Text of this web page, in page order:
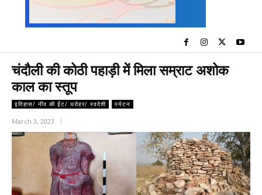
चंदौली की कोठी पहाड़ी में मिला सम्राट अशोक
काल का स्तूप
इतिहास/ नींव की ईंट/ धरोहर/ स्वदेशी पर्यटन
March 3, 2023